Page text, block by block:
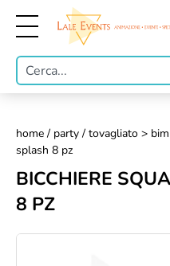
home / party / tovagliato >
splash 8 pz
BICCHIERE
8 PZ